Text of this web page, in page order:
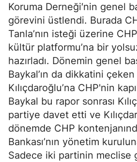
Koruma Derneği′nin genel
görevini üstlendi. Burada
Tanla’nın isteği üzerine
kültür platformu’na bir
hazırladı. Dönemin genel
Baykal’ın da dikkatini
Kılıçdaroğlu’na CHP'nin
Baykal bu rapor sonrası
partiye davet etti ve
dönemde CHP
Bankası’nın yönetim
Sadece iki partinin meclise